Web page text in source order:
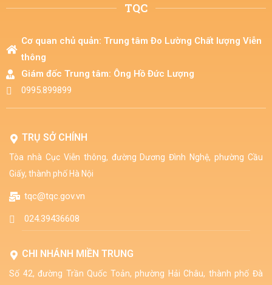
TQC
Cơ quan chủ quản: Trung tâm Đo Lường Chất lượng Viễn
thông​
Giám đốc Trung tâm: Ông Hồ Đức Lượng​
0995.899899
TRỤ SỞ CHÍNH
Tòa nhà Cục Viễn thông, đường Dương Đình Nghệ, phường Cầu
Giấy, thành phố Hà Nội
tqc@tqc.gov.vn
024.39436608
CHI NHÁNH MIỀN TRUNG
Số 42, đường Trần Quốc Toản, phường Hải Châu, thành phố Đà